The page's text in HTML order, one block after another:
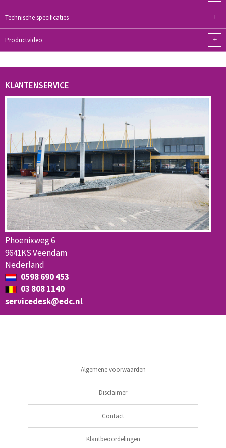
Technische specificaties +
Productvideo +
KLANTENSERVICE
Phoenixweg 6
9641KS Veendam
Nederland
0598 690 453
03 808 1140
servicedesk@edc.nl
Algemene voorwaarden
Disclaimer
Contact
Klantbeoordelingen